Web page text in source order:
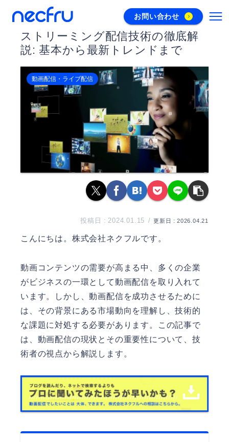
お問い合わせ
ストリーミング配信技術の徹底解
説: 基本から最新トレンドまで
動画配信・ライブ配信
2024.01.15 2026.04.21
こんにちは。 株式会社ネクフルです。
動画コンテンツの需要が高まる中、多くの企業
がビジネスの一環として動画配信を取り入れて
います。しかし、動画配信を成功させるために
は、その背景にある市場動向を理解し、技術的
な課題に対処する必要があります。この記事で
は、動画配信の現状とその重要性について、技
術者の視点から解説します。